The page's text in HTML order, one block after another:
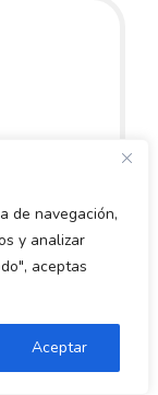
de navegación,
y analizar
aceptas
Aceptar
personas